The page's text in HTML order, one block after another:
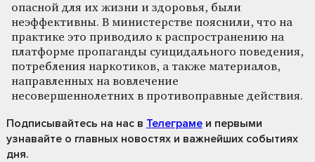
опасной для их жизни и здоровья, были
неэффективны. В министерстве пояснили, что на
практике это приводило к распространению на
платформе пропаганды суицидального поведения,
потребления наркотиков, а также материалов,
направленных на вовлечение
несовершеннолетних в противоправные действия.
Подписывайтесь на нас в Телеграме и первыми
узнавайте о главных новостях и важнейших событиях
дня.